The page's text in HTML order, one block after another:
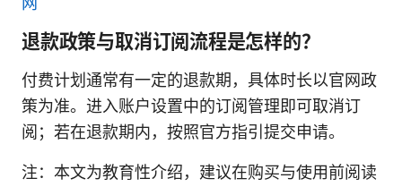
退款政策与取消订阅流程是怎样的？
付费计划通常有一定的退款期，具体时长以官网政
策为准。进入账户设置中的订阅管理即可取消订
阅；若在退款期内，按照官方指引提交申请。
注：本文为教育性介绍，建议在购买与使用前阅读